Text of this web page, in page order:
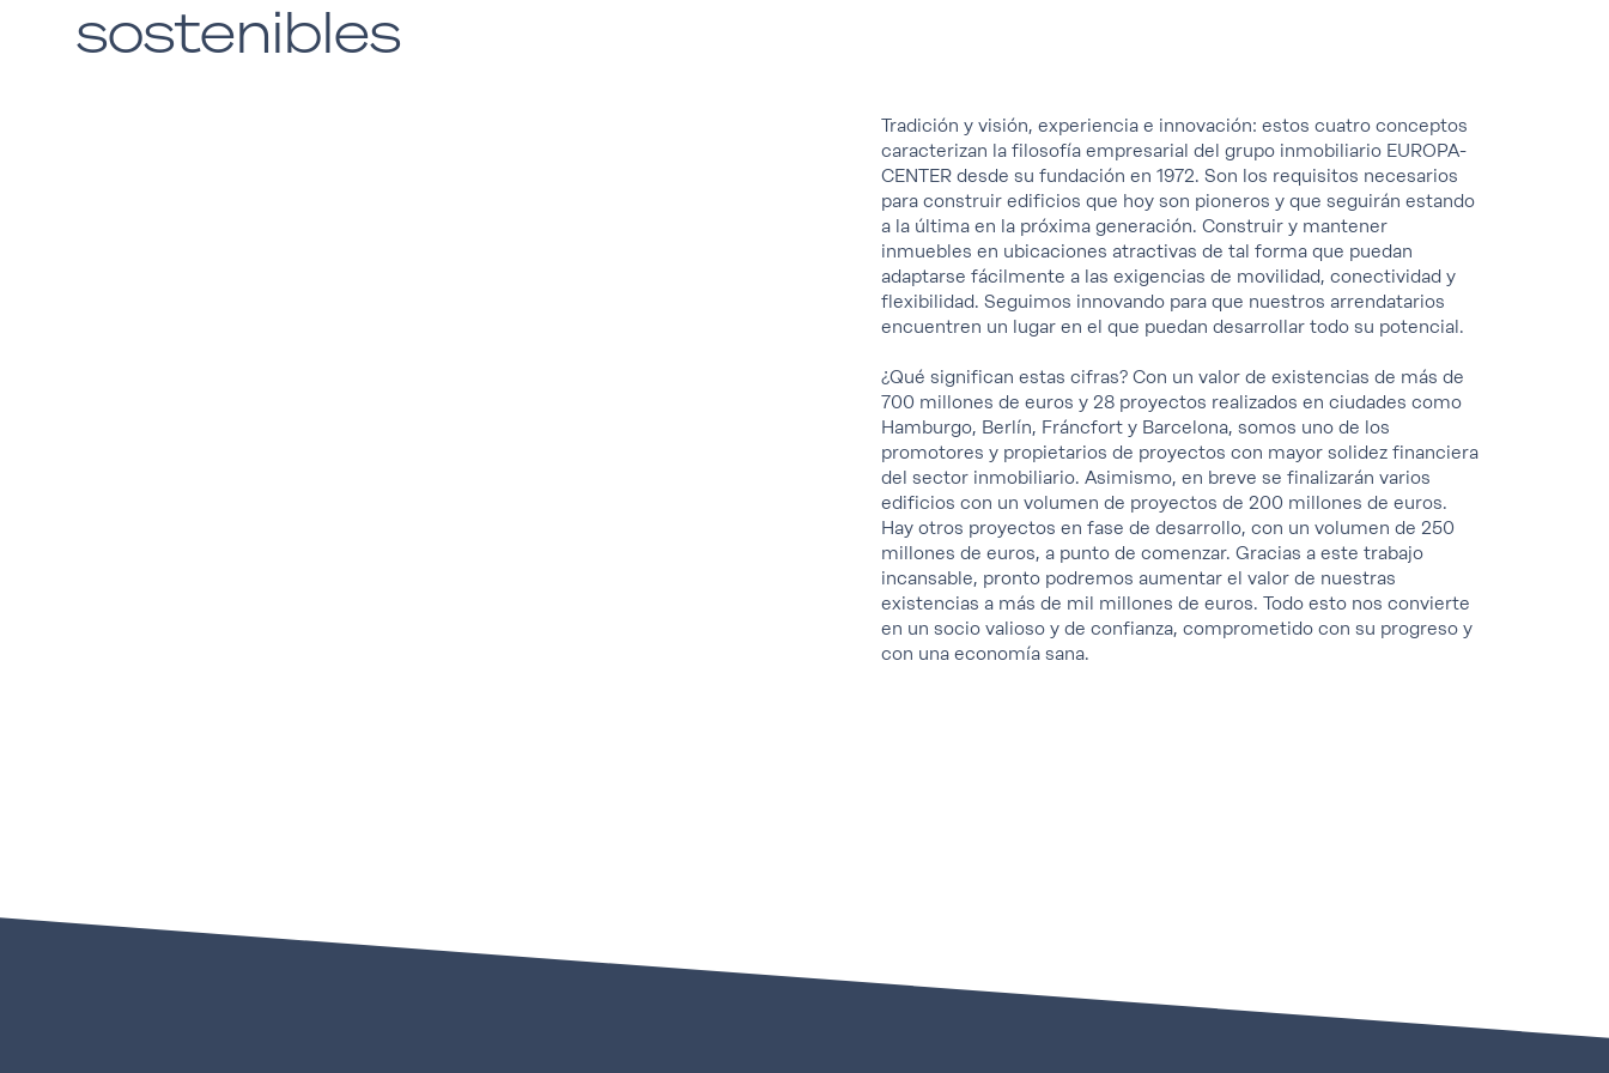
sostenibles
Tradición y visión, experiencia e innovación: estos cuatro conceptos
caracterizan la filosofía empresarial del grupo inmobiliario EUROPA-
CENTER desde su fundación en 1972. Son los requisitos necesarios
para construir edificios que hoy son pioneros y que seguirán estando
a la última en la próxima generación. Construir y mantener
inmuebles en ubicaciones atractivas de tal forma que puedan
adaptarse fácilmente a las exigencias de movilidad, conectividad y
flexibilidad. Seguimos innovando para que nuestros arrendatarios
encuentren un lugar en el que puedan desarrollar todo su potencial.
¿Qué significan estas cifras? Con un valor de existencias de más de
700 millones de euros y 28 proyectos realizados en ciudades como
Hamburgo, Berlín, Fráncfort y Barcelona, somos uno de los
promotores y propietarios de proyectos con mayor solidez financiera
del sector inmobiliario. Asimismo, en breve se finalizarán varios
edificios con un volumen de proyectos de 200 millones de euros.
Hay otros proyectos en fase de desarrollo, con un volumen de 250
millones de euros, a punto de comenzar. Gracias a este trabajo
incansable, pronto podremos aumentar el valor de nuestras
existencias a más de mil millones de euros. Todo esto nos convierte
en un socio valioso y de confianza, comprometido con su progreso y
con una economía sana.